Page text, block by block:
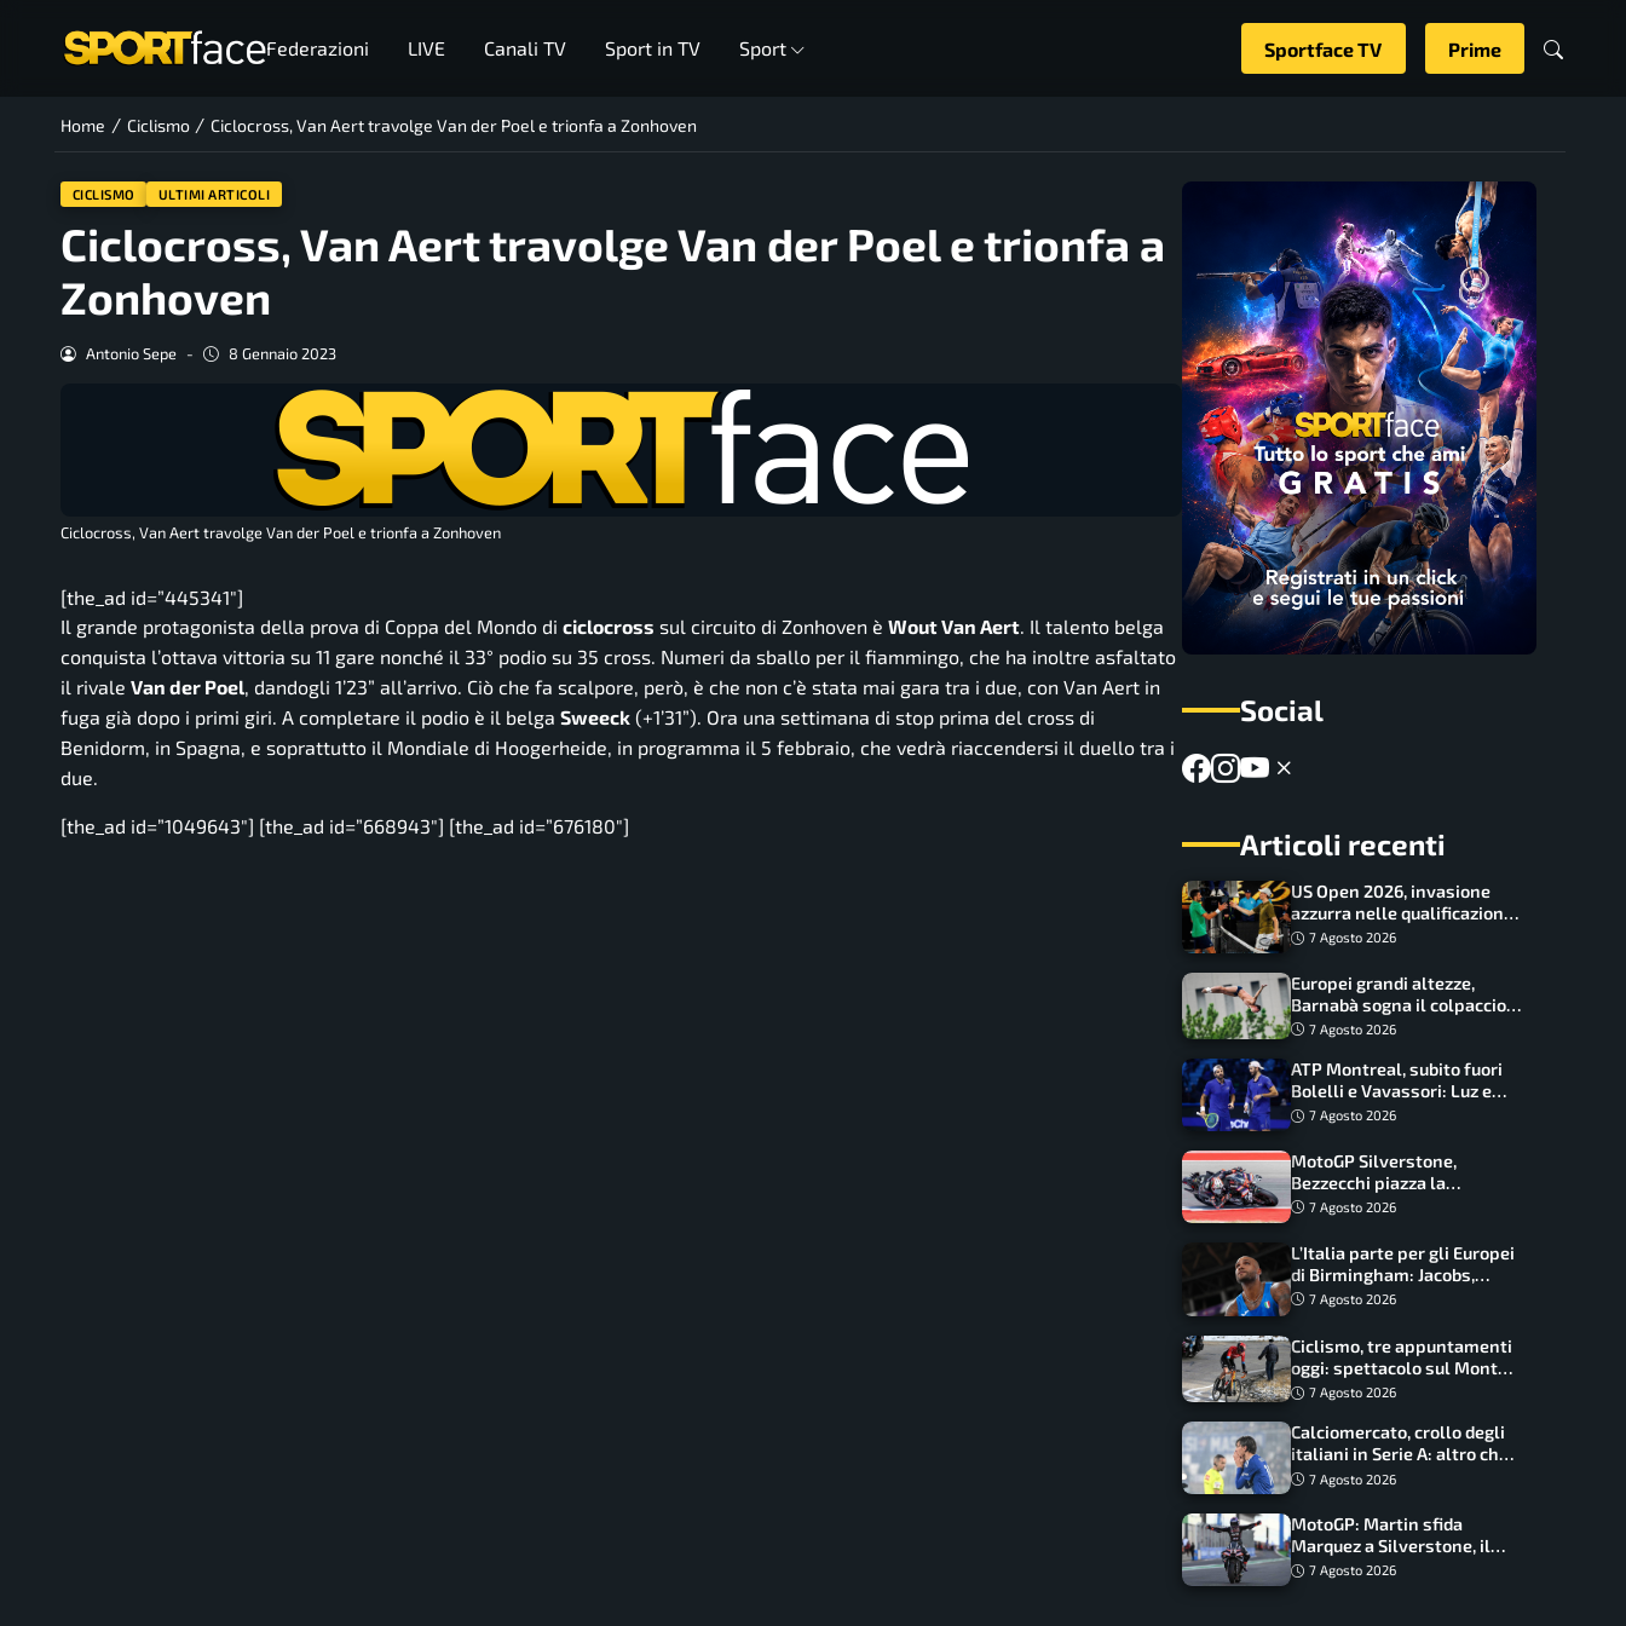
Federazioni LIVE Canali TV Sport in TV Sport Sportface TV Prime
Home / Ciclismo / Ciclocross, Van Aert travolge Van der Poel e trionfa a Zonhoven
CICLISMO ULTIMI ARTICOLI
Ciclocross, Van Aert travolge Van der Poel e trionfa a
Zonhoven
Antonio Sepe - 8 Gennaio 2023
Ciclocross, Van Aert travolge Van der Poel e trionfa a Zonhoven
[the_ad id=”445341″]
Il grande protagonista della prova di Coppa del Mondo di ciclocross sul circuito di Zonhoven è Wout Van Aert. Il talento belga
conquista l’ottava vittoria su 11 gare nonché il 33° podio su 35 cross. Numeri da sballo per il fiammingo, che ha inoltre asfaltato
il rivale Van der Poel, dandogli 1’23” all’arrivo. Ciò che fa scalpore, però, è che non c’è stata mai gara tra i due, con Van Aert in
fuga già dopo i primi giri. A completare il podio è il belga Sweeck (+1’31”). Ora una settimana di stop prima del cross di
Benidorm, in Spagna, e soprattutto il Mondiale di Hoogerheide, in programma il 5 febbraio, che vedrà riaccendersi il duello tra i
due.
[the_ad id=”1049643″] [the_ad id=”668943″] [the_ad id=”676180″]
Social
Articoli recenti
US Open 2026, invasione
azzurra nelle qualificazioni:
17 italiani a caccia del main
7 Agosto 2026
Europei grandi altezze,
Barnabà sogna il colpaccio:
è leader a metà gara, Baraldi
7 Agosto 2026
ATP Montreal, subito fuori
Bolelli e Vavassori: Luz e
Matos fermano gli azzurri
7 Agosto 2026
MotoGP Silverstone,
Bezzecchi piazza la
zampata: Aprilia domina,
7 Agosto 2026
L’Italia parte per gli Europei
di Birmingham: Jacobs,
Tamberi e Battocletti
record
7 Agosto 2026
Ciclismo, tre appuntamenti
oggi: spettacolo sul Mont
Ventoux, orari e come
7 Agosto 2026
Calciomercato, crollo degli
italiani in Serie A: altro che
svolta dopo il Mondiale
7 Agosto 2026
MotoGP: Martin sfida
Marquez a Silverstone, il
programma e gli orari
7 Agosto 2026